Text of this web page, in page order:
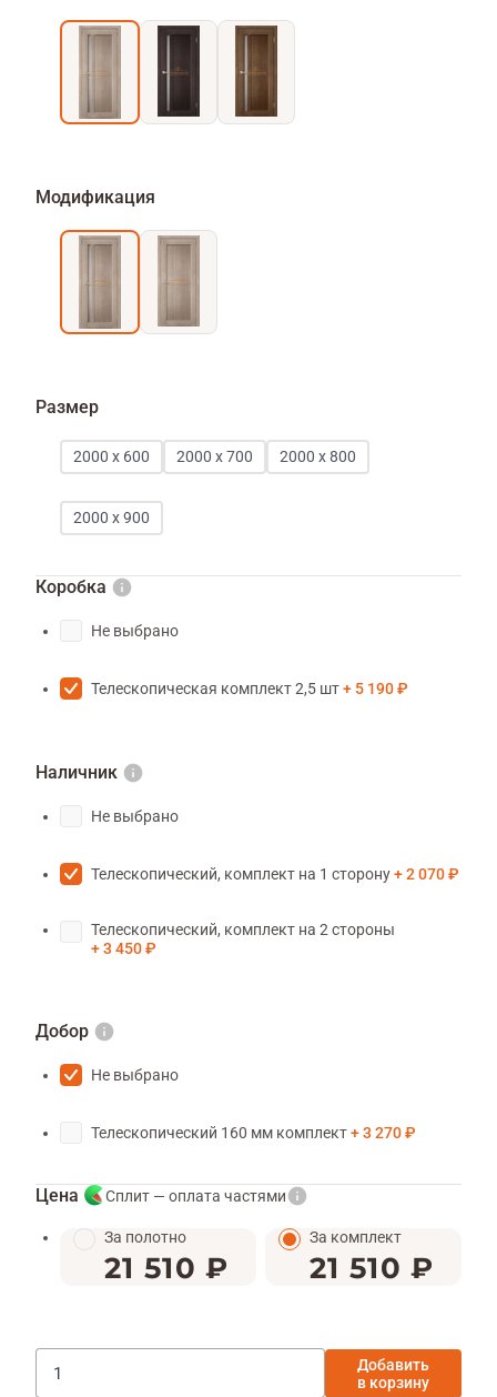
Модификация
Размер
2000 х 600 2000 х 700 2000 х 800
2000 х 900
Коробка
Не выбрано
Телескопическая комплект 2,5 шт 5 190 ₽
Наличник
Не выбрано
Телескопический, комплект на 1 сторону 2 070 ₽
Телескопический, комплект на 2 стороны
3 450 ₽
Добор
Не выбрано
Телескопический 160 мм комплект 3 270 ₽
Цена Сплит — оплата частями
За полотно
21 510 ₽
За комплект
21 510 ₽
Добавить
в корзину